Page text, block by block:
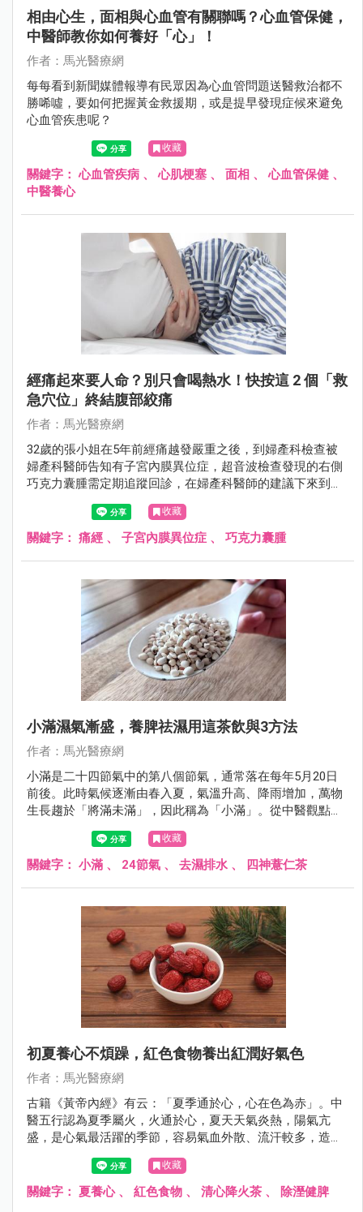
相由心生，面相與心血管有關聯嗎？心血管保健，
中醫師教你如何養好「心」！
作者：馬光醫療網
每每看到新聞媒體報導有民眾因為心血管問題送醫救治都不
勝唏噓，要如何把握黃金救援期，或是提早發現症候來避免
心血管疾患呢？
收藏
關鍵字：心血管疾病 、心肌梗塞 、 面相 、心血管保健 、
中醫養心
經痛起來要人命？別只會喝熱水！快按這 2 個「救
急穴位」終結腹部絞痛
作者：馬光醫療網
32歲的張小姐在5年前經痛越發嚴重之後，到婦產科檢查被
婦產科醫師告知有子宮內膜異位症，超音波檢查發現的右側
巧克力囊腫需定期追蹤回診，在婦產科醫師的建議下來到中
醫門診求診，希望中醫能幫她緩解行經期的不適症狀，同時
能讓子宮內膜異位症的嚴重程度降低。
收藏
關鍵字： 痛經 、 子宮內膜異位症 、 巧克力囊腫
小滿濕氣漸盛，養脾祛濕用這茶飲與3方法
作者：馬光醫療網
小滿是二十四節氣中的第八個節氣，通常落在每年5月20日
前後。此時氣候逐漸由春入夏，氣溫升高、降雨增加，萬物
生長趨於「將滿未滿」，因此稱為「小滿」。從中醫觀點來
看，小滿的氣候特點是「濕氣漸盛」，濕邪容易困阻脾胃，
影響人體氣機運行。
收藏
關鍵字： 小滿 、 24節氣 、 去濕排水 、 四神薏仁茶
初夏養心不煩躁，紅色食物養出紅潤好氣色
作者：馬光醫療網
古籍《黃帝內經》有云：「夏季通於心，心在色為赤」。中
醫五行認為夏季屬火，火通於心，夏天天氣炎熱，陽氣亢
盛，是心氣最活躍的季節，容易氣血外散、流汗較多，造成
心臟負擔加重、情緒波動、煩躁不安，進而影響腸胃道消
化、睡眠、甚至是心血管不適；因此初夏養生的重點在於
「清熱養心安神」。
收藏
關鍵字： 夏養心、 紅色食物 、 清心降火茶 、 除溼健脾